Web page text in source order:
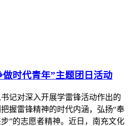
时代青年”主题团日活动
记对深入开展学雷锋活动作出的
握雷锋精神的时代内涵，弘扬“奉
”的志愿者精神。近日，南充文化